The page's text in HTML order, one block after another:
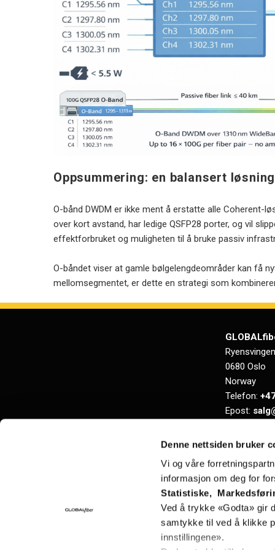
Denne nettsiden bruker
Vi og våre
informasjon om deg for
Statistiske,
Ved å trykke «Godta» gir
samtykke til ved å klikke
innstillingene».
Oppsummering: en balansert
O-bånd DWDM er ikke ment å erstatte alle Coherent-
over kort avstand, har ledige QSFP28 porter, og vil
effektforbruket og muligheten til å bruke passiv
O-båndet viser at gamle bølgelengdeområder kan få
mellomsegmentet, er dette en strategi som
0680 Oslo
Norway
Telefon:
Epost:
Org.nr.: NO